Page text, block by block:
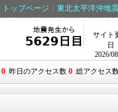
トップページ 東北太平洋沖地
サイト
日
2026/
地震発生から
5629日目
0 昨日のアクセス数 0 総アクセス